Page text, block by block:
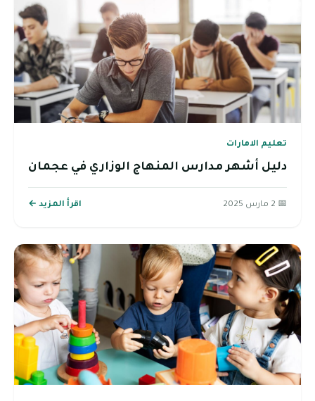
تعليم الامارات
دليل أشهر مدارس المنهاج الوزاري في عجمان
📅 2 مارس 2025 اقرأ المزيد ←